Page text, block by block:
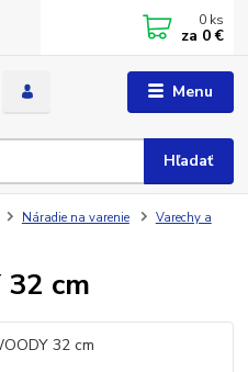
Menu
Hľadať
0 ks
za 0 €
Náradie na varenie
Varechy a
32 cm